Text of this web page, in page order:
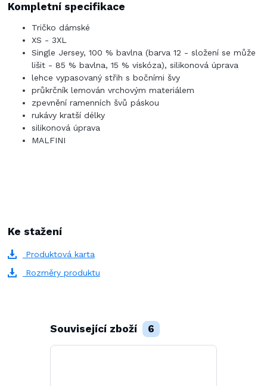
Kompletní specifikace
Tričko dámské
XS - 3XL
Single Jersey, 100 % bavlna (barva 12 - složení se může
lišit - 85 % bavlna, 15 % viskóza), silikonová úprava
lehce vypasovaný střih s bočními švy
průkrčník lemován vrchovým materiálem
zpevnění ramenních švů páskou
rukávy kratší délky
silikonová úprava
MALFINI
Ke stažení
Produktová karta
Rozměry produktu
Související zboží 6